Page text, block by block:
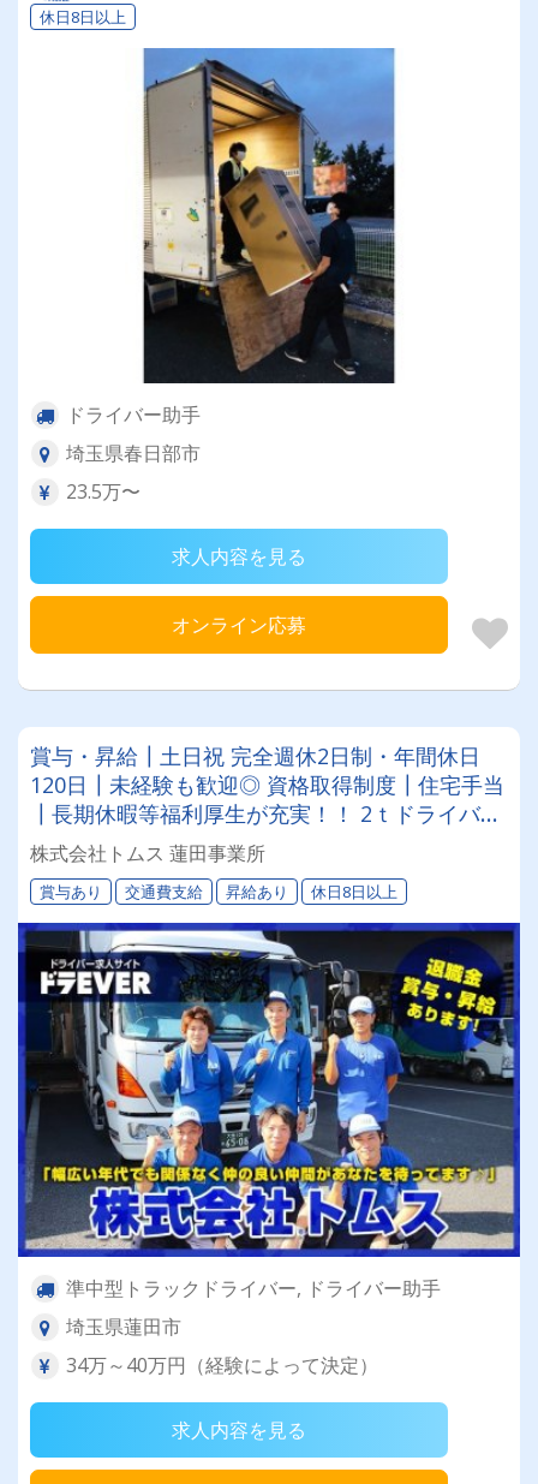
休日8日以上
ドライバー助手
埼玉県春日部市
23.5万〜
求人内容を見る
オンライン応募
賞与・昇給┃土日祝 完全週休2日制・年間休日
120日┃未経験も歓迎◎ 資格取得制度┃住宅手当
┃長期休暇等福利厚生が充実！！ 2ｔドライバー
募集★社員旅行★保養所有★幅広い年代でも関係
なく仲の良い仲間があなたを待っています★
株式会社トムス 蓮田事業所
賞与あり 交通費支給 昇給あり 休日8日以上
準中型トラックドライバー, ドライバー助手
埼玉県蓮田市
34万～40万円（経験によって決定）
求人内容を見る